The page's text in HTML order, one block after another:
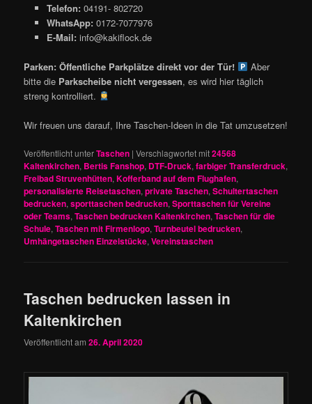
Telefon: 04191- 802720
WhatsApp: 0172-7077976
E-Mail: info@kakiflock.de
Parken: Öffentliche Parkplätze direkt vor der Tür!
Aber
bitte die Parkscheibe nicht vergessen, es wird hier täglich
streng kontrolliert.
Wir freuen uns darauf, Ihre Taschen-Ideen in die Tat umzusetzen!
Veröffentlicht unterTaschen |Verschlagwortet mit24568
Kaltenkirchen, Bertis Fanshop, DTF-Druck,farbiger Transferdruck,
Freibad Struvenhütten,Kofferband auf dem Flughafen,
personalisierte Reisetaschen,private Taschen,Schultertaschen
bedrucken,sporttaschen bedrucken,Sporttaschen für Vereine
oder Teams,Taschen bedrucken Kaltenkirchen,Taschen für die
Schule,Taschen mit Firmenlogo,Turnbeutel bedrucken,
Umhängetaschen Einzelstücke,Vereinstaschen
Taschen bedrucken lassen in
Kaltenkirchen
Veröffentlicht am26. April 2020